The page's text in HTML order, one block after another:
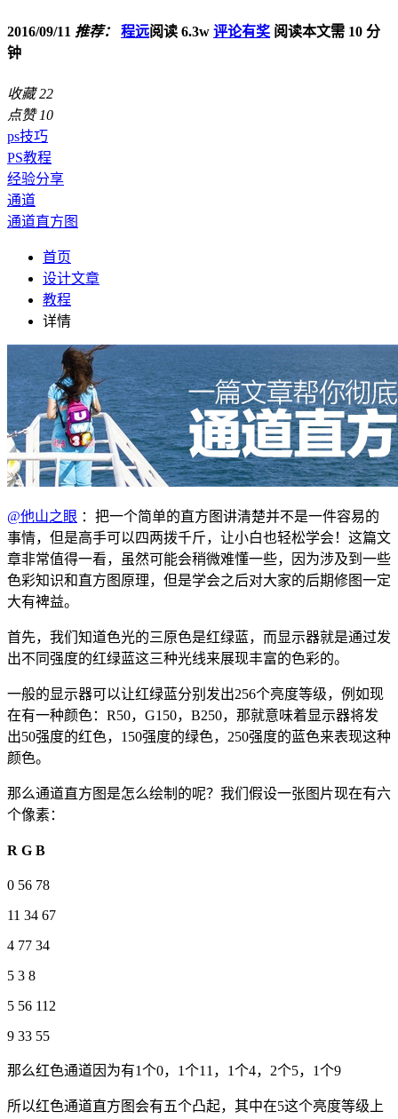
2016/09/11 推荐： 程远阅读 6.3w 评论有奖 阅读本文需 10 分
钟
收藏 22
点赞 10
ps技巧
PS教程
经验分享
通道
通道直方图
首页
设计文章
教程
详情
@他山之眼 ：把一个简单的直方图讲清楚并不是一件容易的
事情，但是高手可以四两拨千斤，让小白也轻松学会！这篇文
章非常值得一看，虽然可能会稍微难懂一些，因为涉及到一些
色彩知识和直方图原理，但是学会之后对大家的后期修图一定
大有裨益。
首先，我们知道色光的三原色是红绿蓝，而显示器就是通过发
出不同强度的红绿蓝这三种光线来展现丰富的色彩的。
一般的显示器可以让红绿蓝分别发出256个亮度等级，例如现
在有一种颜色：R50，G150，B250，那就意味着显示器将发
出50强度的红色，150强度的绿色，250强度的蓝色来表现这种
颜色。
那么通道直方图是怎么绘制的呢？我们假设一张图片现在有六
个像素：
R G B
0 56 78
11 34 67
4 77 34
5 3 8
5 56 112
9 33 55
那么红色通道因为有1个0，1个11，1个4，2个5，1个9
所以红色通道直方图会有五个凸起，其中在5这个亮度等级上